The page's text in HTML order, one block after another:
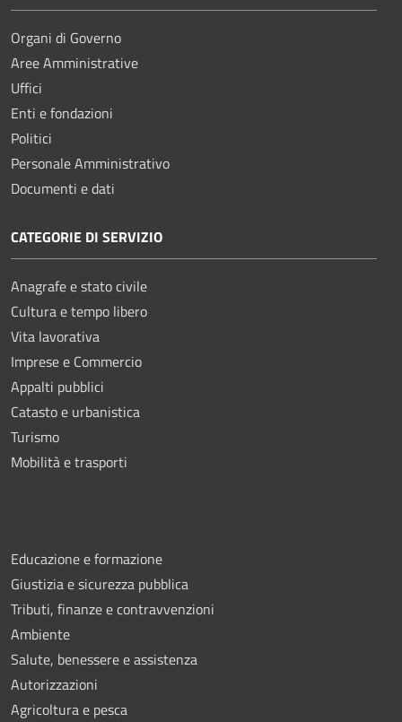
Organi di Governo
Aree Amministrative
Uffici
Enti e fondazioni
Politici
Personale Amministrativo
Documenti e dati
CATEGORIE DI SERVIZIO
Anagrafe e stato civile
Cultura e tempo libero
Vita lavorativa
Imprese e Commercio
Appalti pubblici
Catasto e urbanistica
Turismo
Mobilità e trasporti
Educazione e formazione
Giustizia e sicurezza pubblica
Tributi, finanze e contravvenzioni
Ambiente
Salute, benessere e assistenza
Autorizzazioni
Agricoltura e pesca